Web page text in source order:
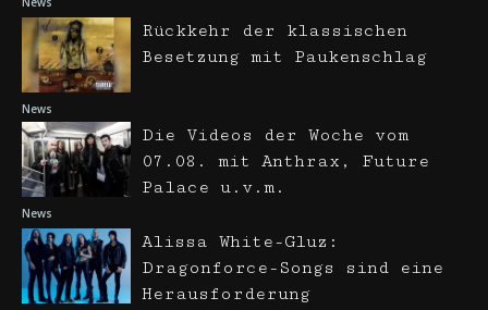
News
Rückkehr der klassischen
Besetzung mit Paukenschlag
News
Die Videos der Woche vom
07.08. mit Anthrax, Future
Palace u.v.m.
Alissa White-Gluz:
Dragonforce-Songs sind eine
Herausforderung